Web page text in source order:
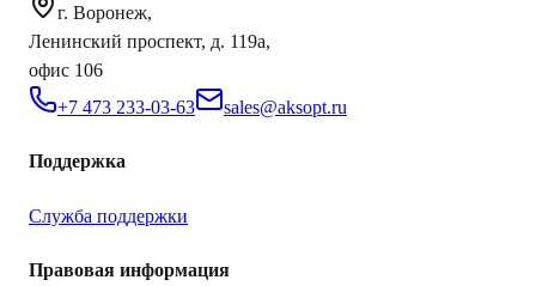
г. Воронеж,
Ленинский проспект, д. 119а,
офис 106
+7 473 233-03-63
sales@aksopt.ru
Поддержка
Служба поддержки
Правовая информация